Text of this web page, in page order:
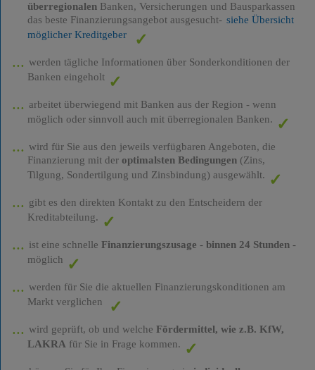
überregionalenBanken, Versicherungen und Bausparkassen
das beste Finanzierungsangebot ausgesucht- siehe Übersicht
möglicher Kreditgeber
werden tägliche Informationen über Sonderkonditionen der
Banken eingeholt
arbeitet überwiegend mit Banken aus der Region - wenn
möglich oder sinnvoll auch mit überregionalen Banken.
wird für Sie aus den jeweils verfügbaren Angeboten, die
Finanzierung mit der optimalsten Bedingungen(Zins,
Tilgung, Sondertilgung und Zinsbindung) ausgewählt.
gibt es den direkten Kontakt zu den Entscheidern der
Kreditabteilung.
ist eine schnelle Finanzierungszusage - binnen 24 Stunden-
möglich
werden für Sie die aktuellen Finanzierungskonditionen am
Markt verglichen
wird geprüft, ob und welche Fördermittel, wie z.B. KfW,
LAKRA für Sie in Frage kommen.